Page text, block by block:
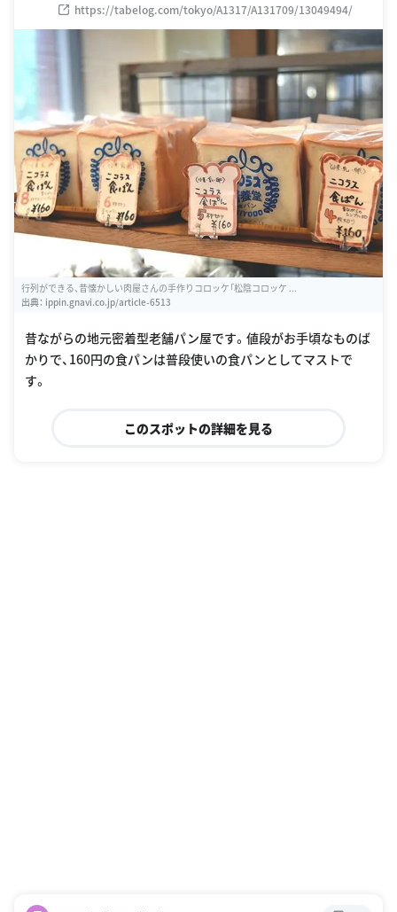
https://tabelog.com/tokyo/A1317/A131709/13049494/
行列ができる、昔懐かしい肉屋さんの手作りコロッケ「松陰コロッケ ...
出典： ippin.gnavi.co.jp/article-6513
昔ながらの地元密着型老舗パン屋です。値段がお手頃なものば
かりで、160円の食パンは普段使いの食パンとしてマストで
す。
このスポットの詳細を見る